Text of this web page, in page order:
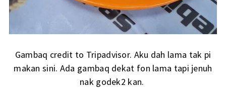
Gambaq credit to Tripadvisor. Aku dah lama tak pi
makan sini. Ada gambaq dekat fon lama tapi jenuh
nak godek2 kan.